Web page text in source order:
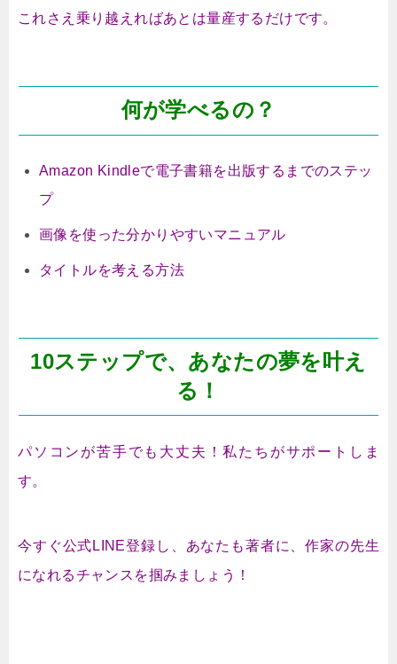
これさえ乗り越えればあとは量産するだけです。
何が学べるの？
Amazon Kindleで電子書籍を出版するまでのステッ
プ
画像を使った分かりやすいマニュアル
タイトルを考える方法
10ステップで、あなたの夢を叶え
る！
パソコンが苦手でも大丈夫！私たちがサポートしま
す。
今すぐ公式LINE登録し、あなたも著者に、作家の先生
になれるチャンスを掴みましょう！